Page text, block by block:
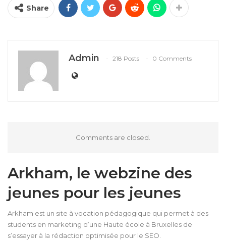
Share
Admin 218 Posts 0 Comments
Comments are closed.
Arkham, le webzine des
jeunes pour les jeunes
Arkham est un site à vocation pédagogique qui permet à des
students en marketing d’une Haute école à Bruxelles de
s’essayer à la rédaction optimisée pour le SEO.